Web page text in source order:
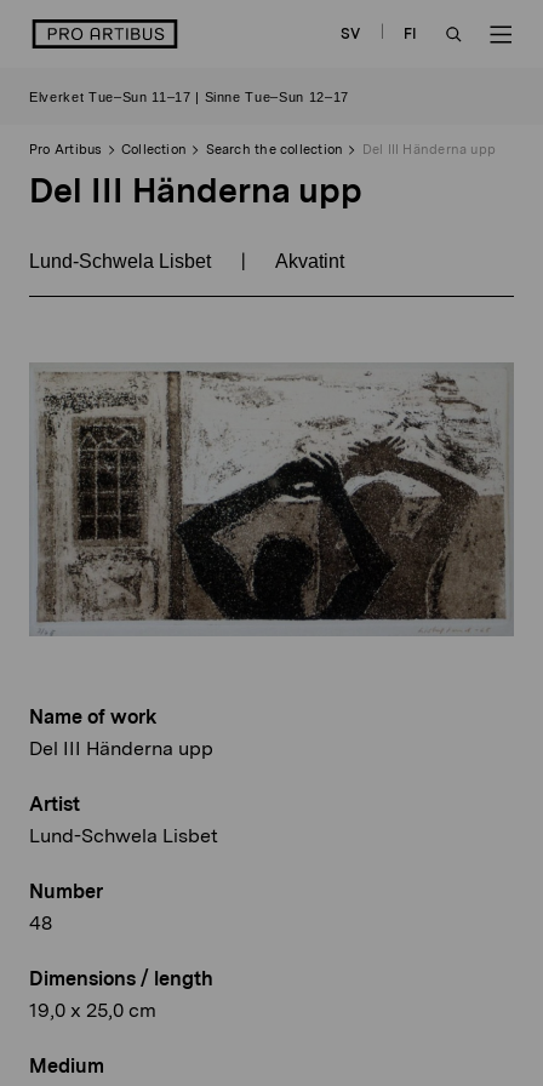
logo SV
FI
Elverket Tue–Sun 11–17 | Sinne Tue–Sun 12–17
Pro Artibus Collection Search the collection Del III Händerna upp
Del III Händerna upp
Lund-Schwela Lisbet | Akvatint
Name of work
Del III Händerna upp
Artist
Lund-Schwela Lisbet
Number
48
Dimensions / length
19,0 x 25,0 cm
Medium